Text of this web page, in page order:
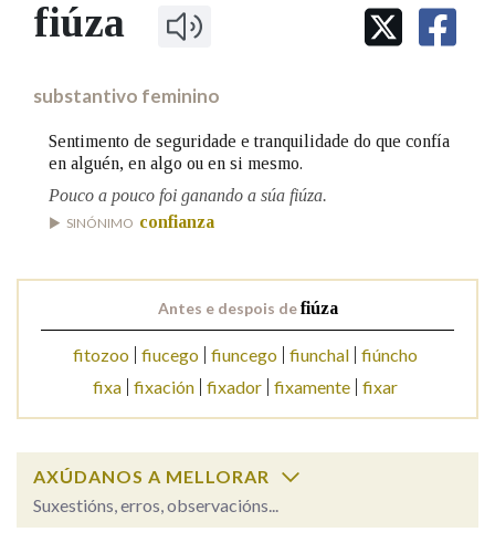
IDENTIDADE CORPORATIVA
MARCIAL DEL ADALID
FIGURAS HOMENAXEADAS
PRIMAVERA DAS LETRAS
PORTAL DAS PALABRAS
Facebook
TwitterYoutubeInstagram
Bluesky
BUSCAR NOS LEMAS
Remata por
BUSCAR NO CONTIDO
Nas definicións
Nos exemplos
fiúza
substantivo feminino
Sentimento de seguridade e tranquilidade do que confía
en alguén, en algo ou en si mesmo.
Pouco a pouco foi ganando a súa fiúza.
SINÓNIMO confianza
Antes e despois defiúza
fitozoo fiucego fiuncego fiunchal
fiúncho
fixa
fixación fixador fixamente fixar
AXÚDANOS A MELLORAR
Suxestións, erros, observacións...